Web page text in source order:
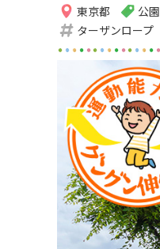
東京都 公園
ターザンロープ